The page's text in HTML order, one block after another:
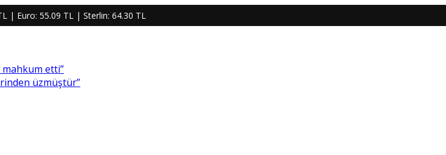
| Euro: 55.09 TL| Sterlin: 64.30 TL
mahkum etti”
üzmüştür”